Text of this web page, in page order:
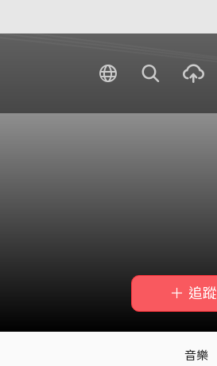
＋ 追蹤
音樂